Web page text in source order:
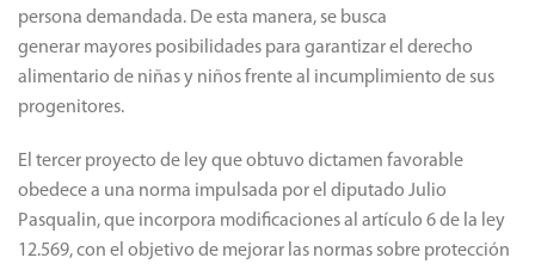
persona demandada. De esta manera, se busca
generar mayores posibilidades para garantizar el derecho
alimentario de niñas y niños frente al incumplimiento de sus
progenitores.
El tercer proyecto de ley que obtuvo dictamen favorable
obedece a una norma impulsada por el diputado Julio
Pasqualin, que incorpora modificaciones al artículo 6 de la ley
12.569, con el objetivo de mejorar las normas sobre protección